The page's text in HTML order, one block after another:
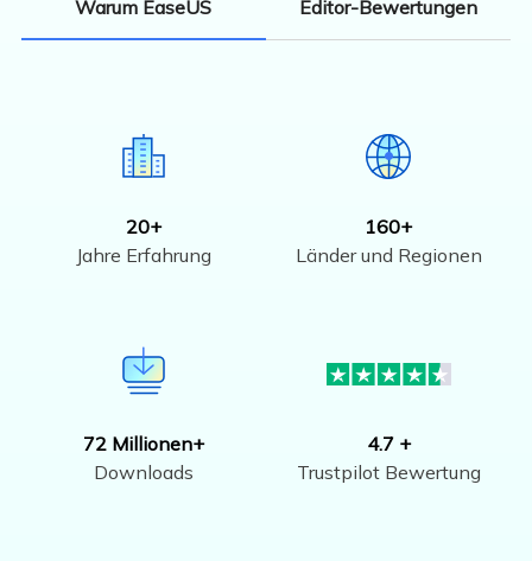
Warum EaseUS Editor-Bewertungen
20+
Jahre Erfahrung
160+
Länder und Regionen
72 Millionen+
Downloads
4.7 +
Trustpilot Bewertung